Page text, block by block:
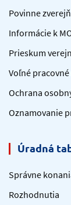
Povinne
Informácie k
Prieskum
Voľné
Ochrana
Oznamovanie
Úradná
Správne
Rozhodnutia